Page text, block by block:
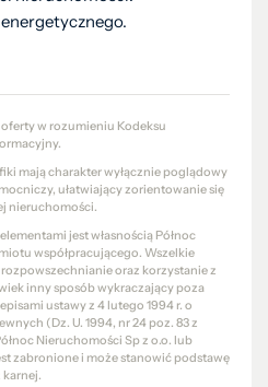
w rozumieniu Kodeksu
mają charakter wyłącznie poglądowy
ułatwiający zorientowanie się
nieruchomości.
jest własnością Północ
współpracującego. Wszelkie
oraz korzystanie z
inny sposób wykraczający poza
ustawy z 4 lutego 1994 r. o
(Dz. U. 1994, nr 24 poz. 83 z
Nieruchomości Sp z o.o. lub
zabronione i może stanowić podstawę